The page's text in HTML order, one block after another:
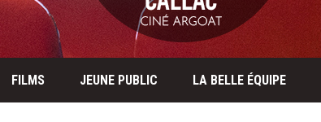
FILMS JEUNE PUBLIC LA BELLE ÉQUIPE